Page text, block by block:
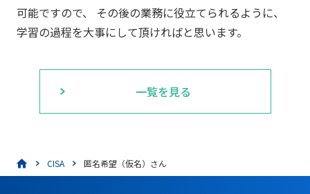
可能ですので、 その後の業務に役立てられるように、
学習の過程を大事にして頂ければと思います。
一覧を見る
CISA 匿名希望（仮名）さん